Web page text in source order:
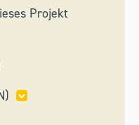
Projekt